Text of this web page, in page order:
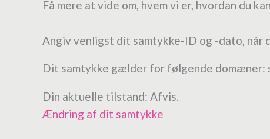
Få mere at vide om, hvem vi er, hvordan du
Angiv venligst dit samtykke-ID og -dato, når
Dit samtykke gælder for følgende domæner:
Din aktuelle tilstand: Afvis.
Ændring af dit samtykke